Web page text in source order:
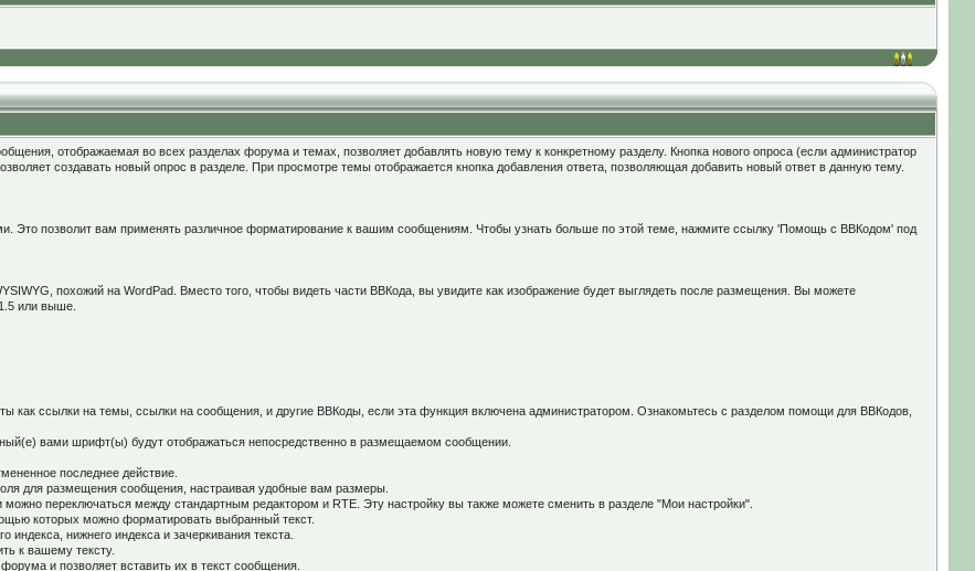
отображаемая во всех разделах форума и темах, позволяет добавлять новую тему к конкретному разделу. Кнопка нового опроса (если администратор
создавать новый опрос в разделе. При просмотре темы отображается кнопка добавления ответа, позволяющая добавить новый ответ в данную тему.
Это позволит вам применять различное форматирование к вашим сообщениям. Чтобы узнать больше по этой теме, нажмите ссылку 'Помощь с BBКодом' под
похожий на WordPad. Вместо того, чтобы видеть части ВВКода, вы увидите как изображение будет выглядеть после размещения. Вы можете
или выше.
как ссылки на темы, ссылки на сообщения, и другие ВВКоды, если эта функция включена администратором. Ознакомьтесь с разделом помощи для ВВКодов,
вами шрифт(ы) будут отображаться непосредственно в размещаемом сообщении.
последнее действие.
для размещения сообщения, настраивая удобные вам размеры.
переключаться между стандартным редактором и RTE. Эту настройку вы также можете сменить в разделе "Мои настройки".
которых можно форматировать выбранный текст.
нижнего индекса и зачеркивания текста.
к вашему тексту.
и позволяет вставить их в текст сообщения.